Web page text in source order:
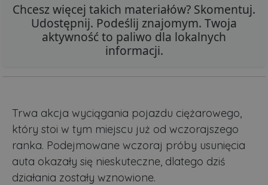
Chcesz więcej takich materiałów? Skomentuj.
Udostępnij. Podeślij znajomym. Twoja
aktywność to paliwo dla lokalnych
informacji.
Trwa akcja wyciągania pojazdu ciężarowego,
który stoi w tym miejscu już od wczorajszego
ranka. Podejmowane wczoraj próby usunięcia
auta okazały się nieskuteczne, dlatego dziś
działania zostały wznowione.